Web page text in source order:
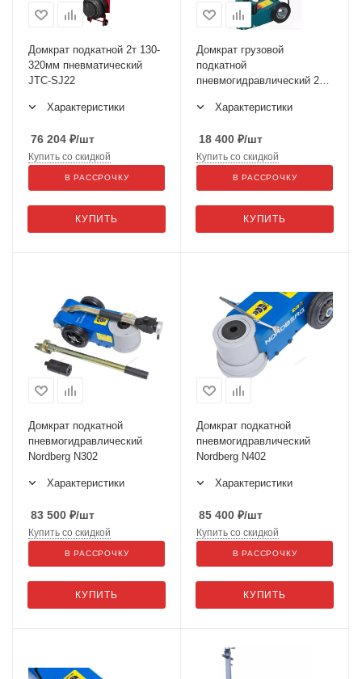
Домкрат подкатной 2т 130-
320мм пневматический
JTC-SJ22
Характеристики
76 204 ₽/шт
КУПИТЬ
Купить со скидкой
В РАССРОЧКУ
Домкрат грузовой
подкатной
пневмогидравлический 22т
Характеристики
18 400 ₽/шт
КУПИТЬ
Купить со скидкой
В РАССРОЧКУ
Домкрат подкатной
пневмогидравлический
Nordberg N302
Характеристики
83 500 ₽/шт
КУПИТЬ
Купить со скидкой
В РАССРОЧКУ
Домкрат подкатной
пневмогидравлический
Nordberg N402
Характеристики
85 400 ₽/шт
КУПИТЬ
Купить со скидкой
В РАССРОЧКУ